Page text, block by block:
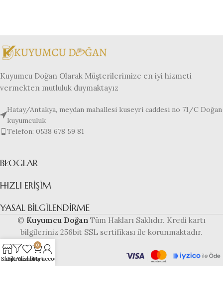
Kuyumcu Doğan Olarak Müşterilerimize en iyi hizmeti
vermekten mutluluk duymaktayız
Hatay/Antakya, meydan mahallesi kuseyri caddesi no 71/C Doğan
kuyumculuk
Telefon: 0538 678 59 81
BLOGLAR
HIZLI ERIŞIM
YASAL BILGILENDIRME
© Kuyumcu Doğan Tüm Hakları Saklıdır. Kredi kartı
bilgileriniz 256bit SSL sertifikası ile korunmaktadır.
ShopFiltrelerWishlist
0
Cart
My account